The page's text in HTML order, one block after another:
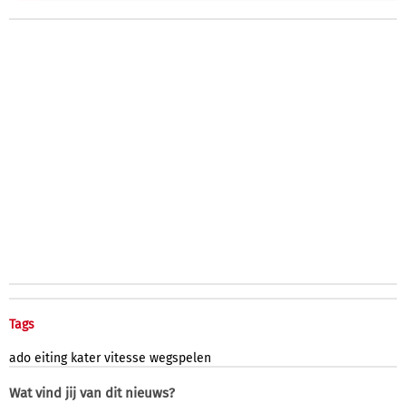
Tags
ado eiting kater vitesse wegspelen
Wat vind jij van dit nieuws?